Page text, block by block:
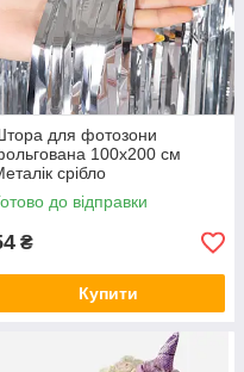
для фотозони
100х200 см
срібло
до відправки
₴
Купити